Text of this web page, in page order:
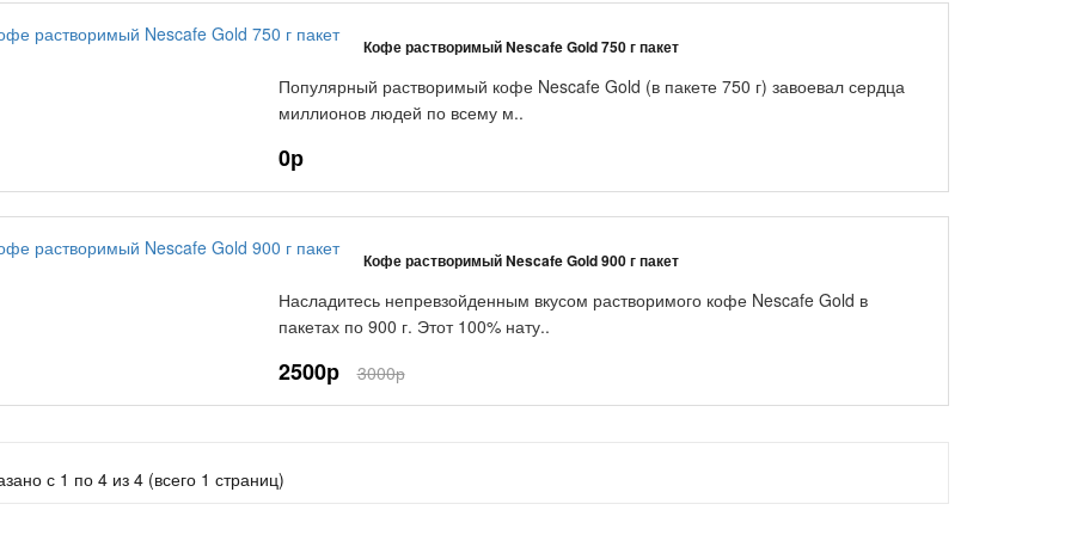
Кофе растворимый Nescafe Gold 750 г пакет
Популярный растворимый кофе Nescafe Gold (в пакете 750 г) завоевал сердца
миллионов людей по всему м..
0р
Кофе растворимый Nescafe Gold 900 г пакет
Насладитесь непревзойденным вкусом растворимого кофе Nescafe Gold в
пакетах по 900 г. Этот 100% нату..
2500р 3000р
с 1 по 4 из 4 (всего 1 страниц)